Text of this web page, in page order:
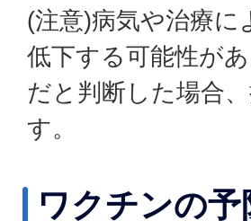
(注意)病気や治療
低下する可能性が
だと判断した場合
す。
ワクチンの予